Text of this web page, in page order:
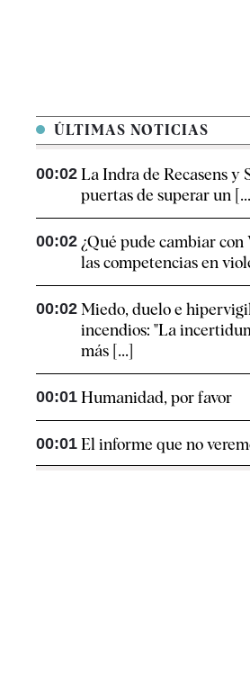
ÚLTIMAS NOTICIAS
00:02 La Indra de Recasens y
puertas de superar un
00:02 ¿Qué pude cambiar con
las competencias en
00:02 Miedo, duelo e
incendios: "La
más [...]
00:01 Humanidad, por favor
00:01 El informe que no